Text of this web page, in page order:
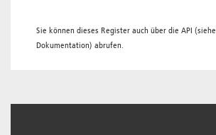
Sie können dieses Register auch über die API (siehe
Dokumentation) abrufen.